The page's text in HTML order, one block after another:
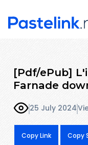
[Pdf/ePub]
Farnade
25 July 2024
Copy Link Copy